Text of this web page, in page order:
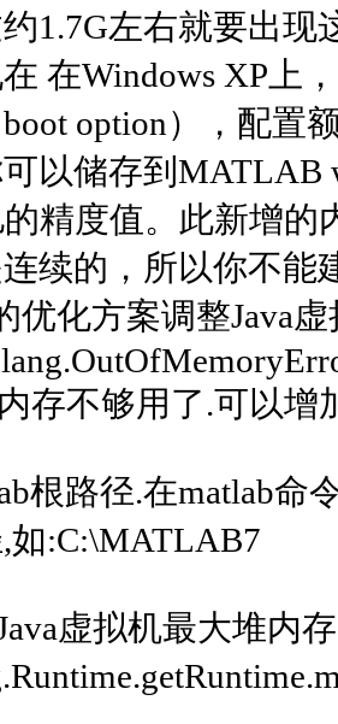
1.7G左右就要出
在Windows XP上
option），配置
以储存到MATLAB
精度值。此新增
续的，所以你不能
优化方案调整Java
存不够用了.可以增
根路径.在matlab命
如:C:\MATLAB7
虚拟机最大堆内